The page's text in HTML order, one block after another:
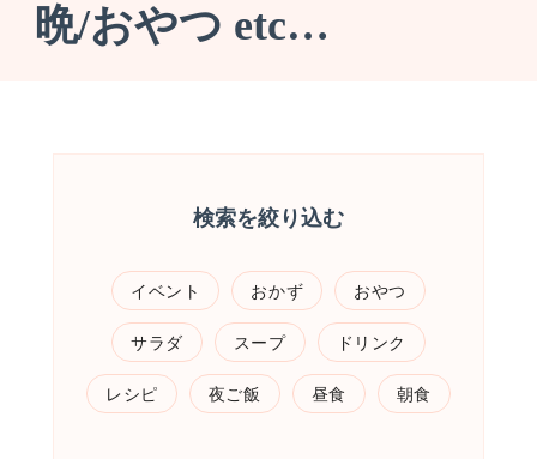
晩/おやつ etc…
検索を絞り込む
イベント おかず おやつ
サラダ スープ ドリンク
レシピ 夜ご飯 昼食 朝食